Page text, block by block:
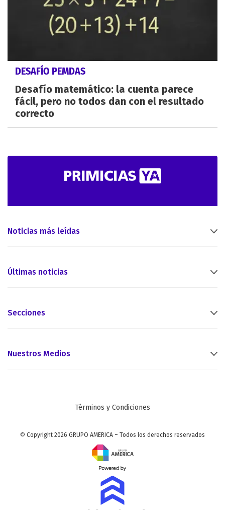
DESAFÍO PEMDAS
Desafío matemático: la cuenta parece
fácil, pero no todos dan con el resultado
correcto
Noticias más leídas
Últimas noticias
Secciones
Nuestros Medios
Términos y Condiciones
© Copyright 2026 GRUPO AMERICA – Todos los derechos reservados